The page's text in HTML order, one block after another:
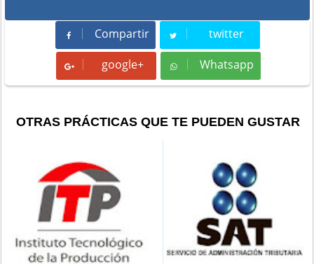
Compartir
Compartir twitter
Tweet
google+ Whatsapp
Whatsapp
OTRAS PRÁCTICAS QUE TE PUEDEN GUSTAR